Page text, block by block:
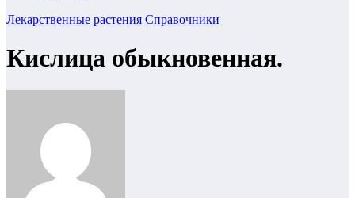
Лекарственные растения Справочники
Кислица обыкновенная.